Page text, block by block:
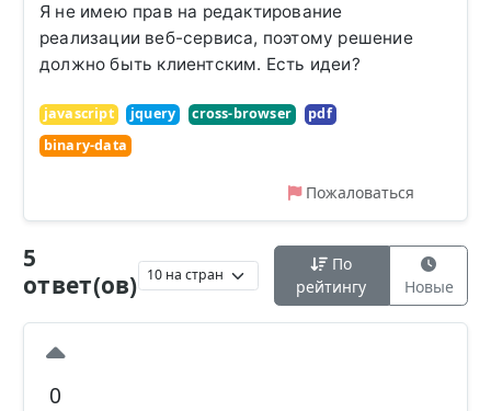
Я не имею прав на редактирование
реализации веб-сервиса, поэтому решение
должно быть клиентским. Есть идеи?
javascript jquery cross-browser
pdf
binary-data
Пожаловаться
5
ответ(ов)
По
рейтингу
Новые
0